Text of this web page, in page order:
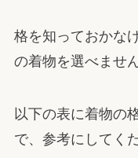
格を知っておかな
の着物を選べません
以下の表に着物の
で、参考にしてく